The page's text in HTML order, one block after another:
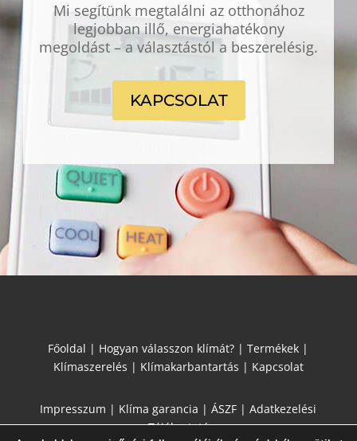
Mi segítünk megtalálni az otthonához
legjobban illő, energiahatékony
megoldást – a választástól a beszerelésig.
KAPCSOLAT
Főoldal | Hogyan válasszon klímát? |Termékek |
Klímaszerelés | Klímakarbantartás | Kapcsolat
Impresszum | Klíma garancia |ÁSZF |Adatkezelési
Tájékoztató